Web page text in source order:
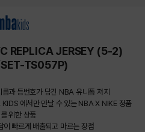
REPLICA JERSEY (5-2)
TS057P)
과 등번호가 담긴 NBA 유니폼 져지
에서만 만날 수 있는 NBA X NIKE 정품
위한 상품
빠르게 배출되고 마르는 장점